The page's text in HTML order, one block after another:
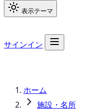
表示テーマ
サインイン
ホーム
施設・名所